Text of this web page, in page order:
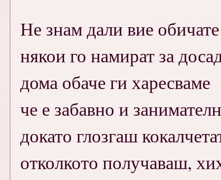
Не знам дали вие
някои го намират за
дома обаче ги
че е забавно и
докато глозгаш
отколкото получаваш,